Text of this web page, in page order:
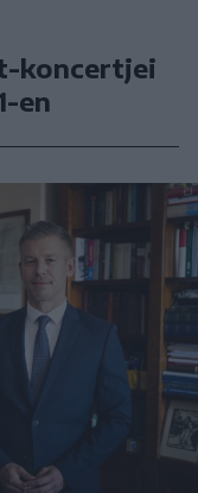
koncertjei
en